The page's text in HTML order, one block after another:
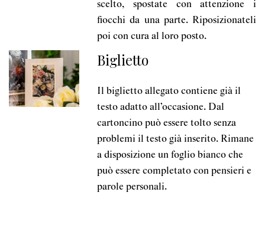
scelto, spostate con attenzione i
fiocchi da una parte. Riposizionateli
poi con cura al loro posto.
Biglietto
Il biglietto allegato contiene già il
testo adatto all’occasione. Dal
cartoncino può essere tolto senza
problemi il testo già inserito. Rimane
a disposizione un foglio bianco che
può essere completato con pensieri e
parole personali.